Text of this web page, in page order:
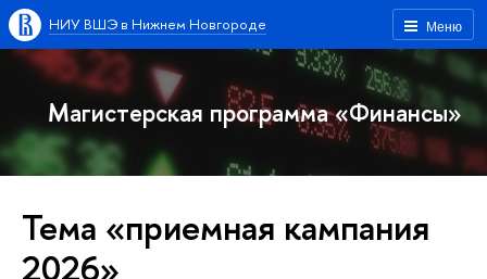
Меню
НИУ ВШЭ в Нижнем Новгороде
Магистерская программа «Финансы»
Тема «приемная кампания
2026»